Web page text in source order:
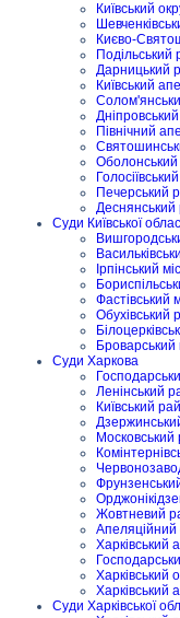
Київський
Києво-
Подільський
Дарницький
Київський
Північний
Печерський
Деснянський
Суди Київської
Ірпінський
Фастівський
Обухівський
Броварський
Суди Харкова
Ленінський
Київський
Жовтневий
Апеляційний
Харківський
Харківський
Харківський
Суди Харківської